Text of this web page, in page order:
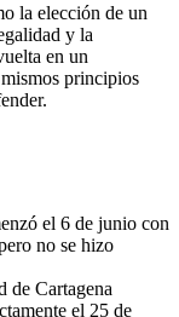
la elección de un
y la
en un
principios
el 6 de junio con
no se hizo
de Cartagena
el 25 de